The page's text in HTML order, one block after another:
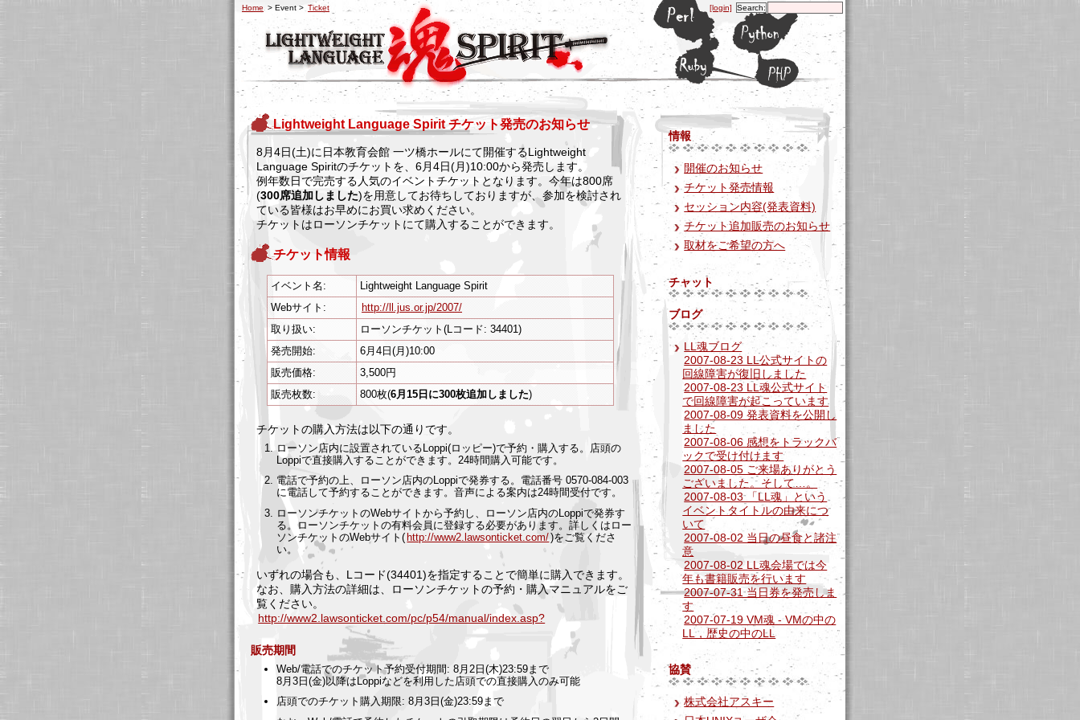
Home > Event > Ticket [login]
情報
開催のお知らせ
チケット発売情報
セッション内容(発表資料)
チケット追加販売のお知らせ
取材をご希望の方へ
チャット
ブログ
LL魂ブログ
2007-08-23 LL公式サイトの
回線障害が復旧しました
2007-08-23 LL魂公式サイト
で回線障害が起こっています
2007-08-09 発表資料を公開し
ました
2007-08-06 感想をトラックバ
ックで受け付けます
2007-08-05 ご来場ありがとう
ございました。そして…。
2007-08-03 「LL魂」という
イベントタイトルの由来につ
いて
2007-08-02 当日の昼食と諸注
意
2007-08-02 LL魂会場では今
年も書籍販売を行います
2007-07-31 当日券を発売しま
す
2007-07-19 VM魂 - VMの中の
LL，歴史の中のLL
協賛
株式会社アスキー
Lightweight Language Spirit チケット発売のお知らせ
8月4日(土)に日本教育会館 一ツ橋ホールにて開催するLightweight
Language Spiritのチケットを、6月4日(月)10:00から発売します。
例年数日で完売する人気のイベントチケットとなります。今年は800席
(300席追加しました)を用意してお待ちしておりますが、参加を検討され
ている皆様はお早めにお買い求めください。
チケットはローソンチケットにて購入することができます。
チケット情報
イベント名:
Lightweight Language Spirit
Webサイト:
http://ll.jus.or.jp/2007/
取り扱い:
ローソンチケット(Lコード: 34401)
発売開始:
6月4日(月)10:00
販売価格:
3,500円
販売枚数:
800枚(6月15日に300枚追加しました)
チケットの購入方法は以下の通りです。
ローソン店内に設置されているLoppi(ロッピー)で予約・購入する。店頭の
Loppiで直接購入することができます。24時間購入可能です。
電話で予約の上、ローソン店内のLoppiで発券する。電話番号 0570-084-003
に電話して予約することができます。音声による案内は24時間受付です。
ローソンチケットのWebサイトから予約し、ローソン店内のLoppiで発券す
る。ローソンチケットの有料会員に登録する必要があります。詳しくはロー
ソンチケットのWebサイト( http://www2.lawsonticket.com/)をご覧くださ
い。
いずれの場合も、Lコード(34401)を指定することで簡単に購入できます。
なお、購入方法の詳細は、ローソンチケットの予約・購入マニュアルをご
覧ください。
http://www2.lawsonticket.com/pc/p54/manual/index.asp?
販売期間
Web/電話でのチケット予約受付期間: 8月2日(木)23:59まで
8月3日(金)以降はLoppiなどを利用した店頭での直接購入のみ可能
店頭でのチケット購入期限: 8月3日(金)23:59まで